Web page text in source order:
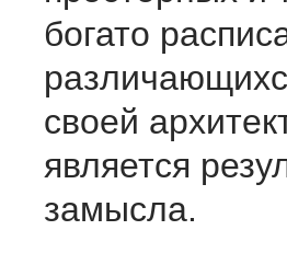
богато
своей
является
замысла.